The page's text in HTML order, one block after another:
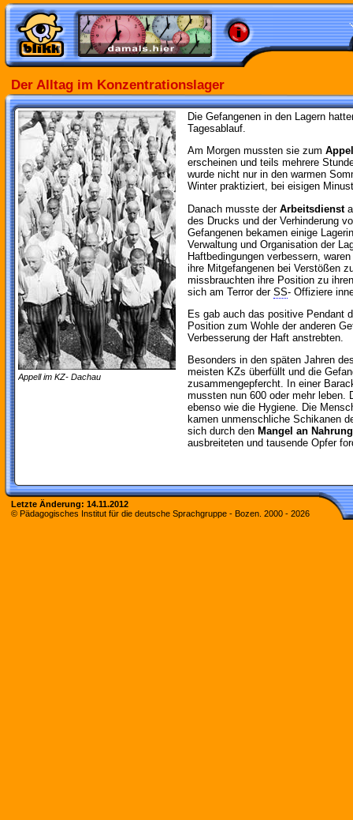
Der Alltag im Konzentrationslager
Appell im KZ- Dachau
Die Gefangenen in den Lagern
Tagesablauf.
Am Morgen mussten sie zum
erscheinen und teils mehrere
wurde nicht nur in den warmen
Winter praktiziert, bei eisigen
Danach musste der Arbeitsdienst
des Drucks und der Verhinderung
Gefangenen bekamen einige
Verwaltung und Organisation der
Haftbedingungen verbessern,
ihre Mitgefangenen bei Verstößen
missbrauchten ihre Position zu
sich am Terror der SS- Offiziere
Es gab auch das positive Pendant
Position zum Wohle der anderen
Verbesserung der Haft anstrebten.
Besonders in den späten Jahren
meisten KZs überfüllt und die
zusammengepfercht. In einer
mussten nun 600 oder mehr leben.
ebenso wie die Hygiene. Die
kamen unmenschliche Schikanen
sich durch den Mangel an
ausbreiteten und tausende Opfer
Letzte Änderung: 14.11.2012
© Pädagogisches Institut für die deutsche Sprachgruppe - Bozen. 2000 - 2026